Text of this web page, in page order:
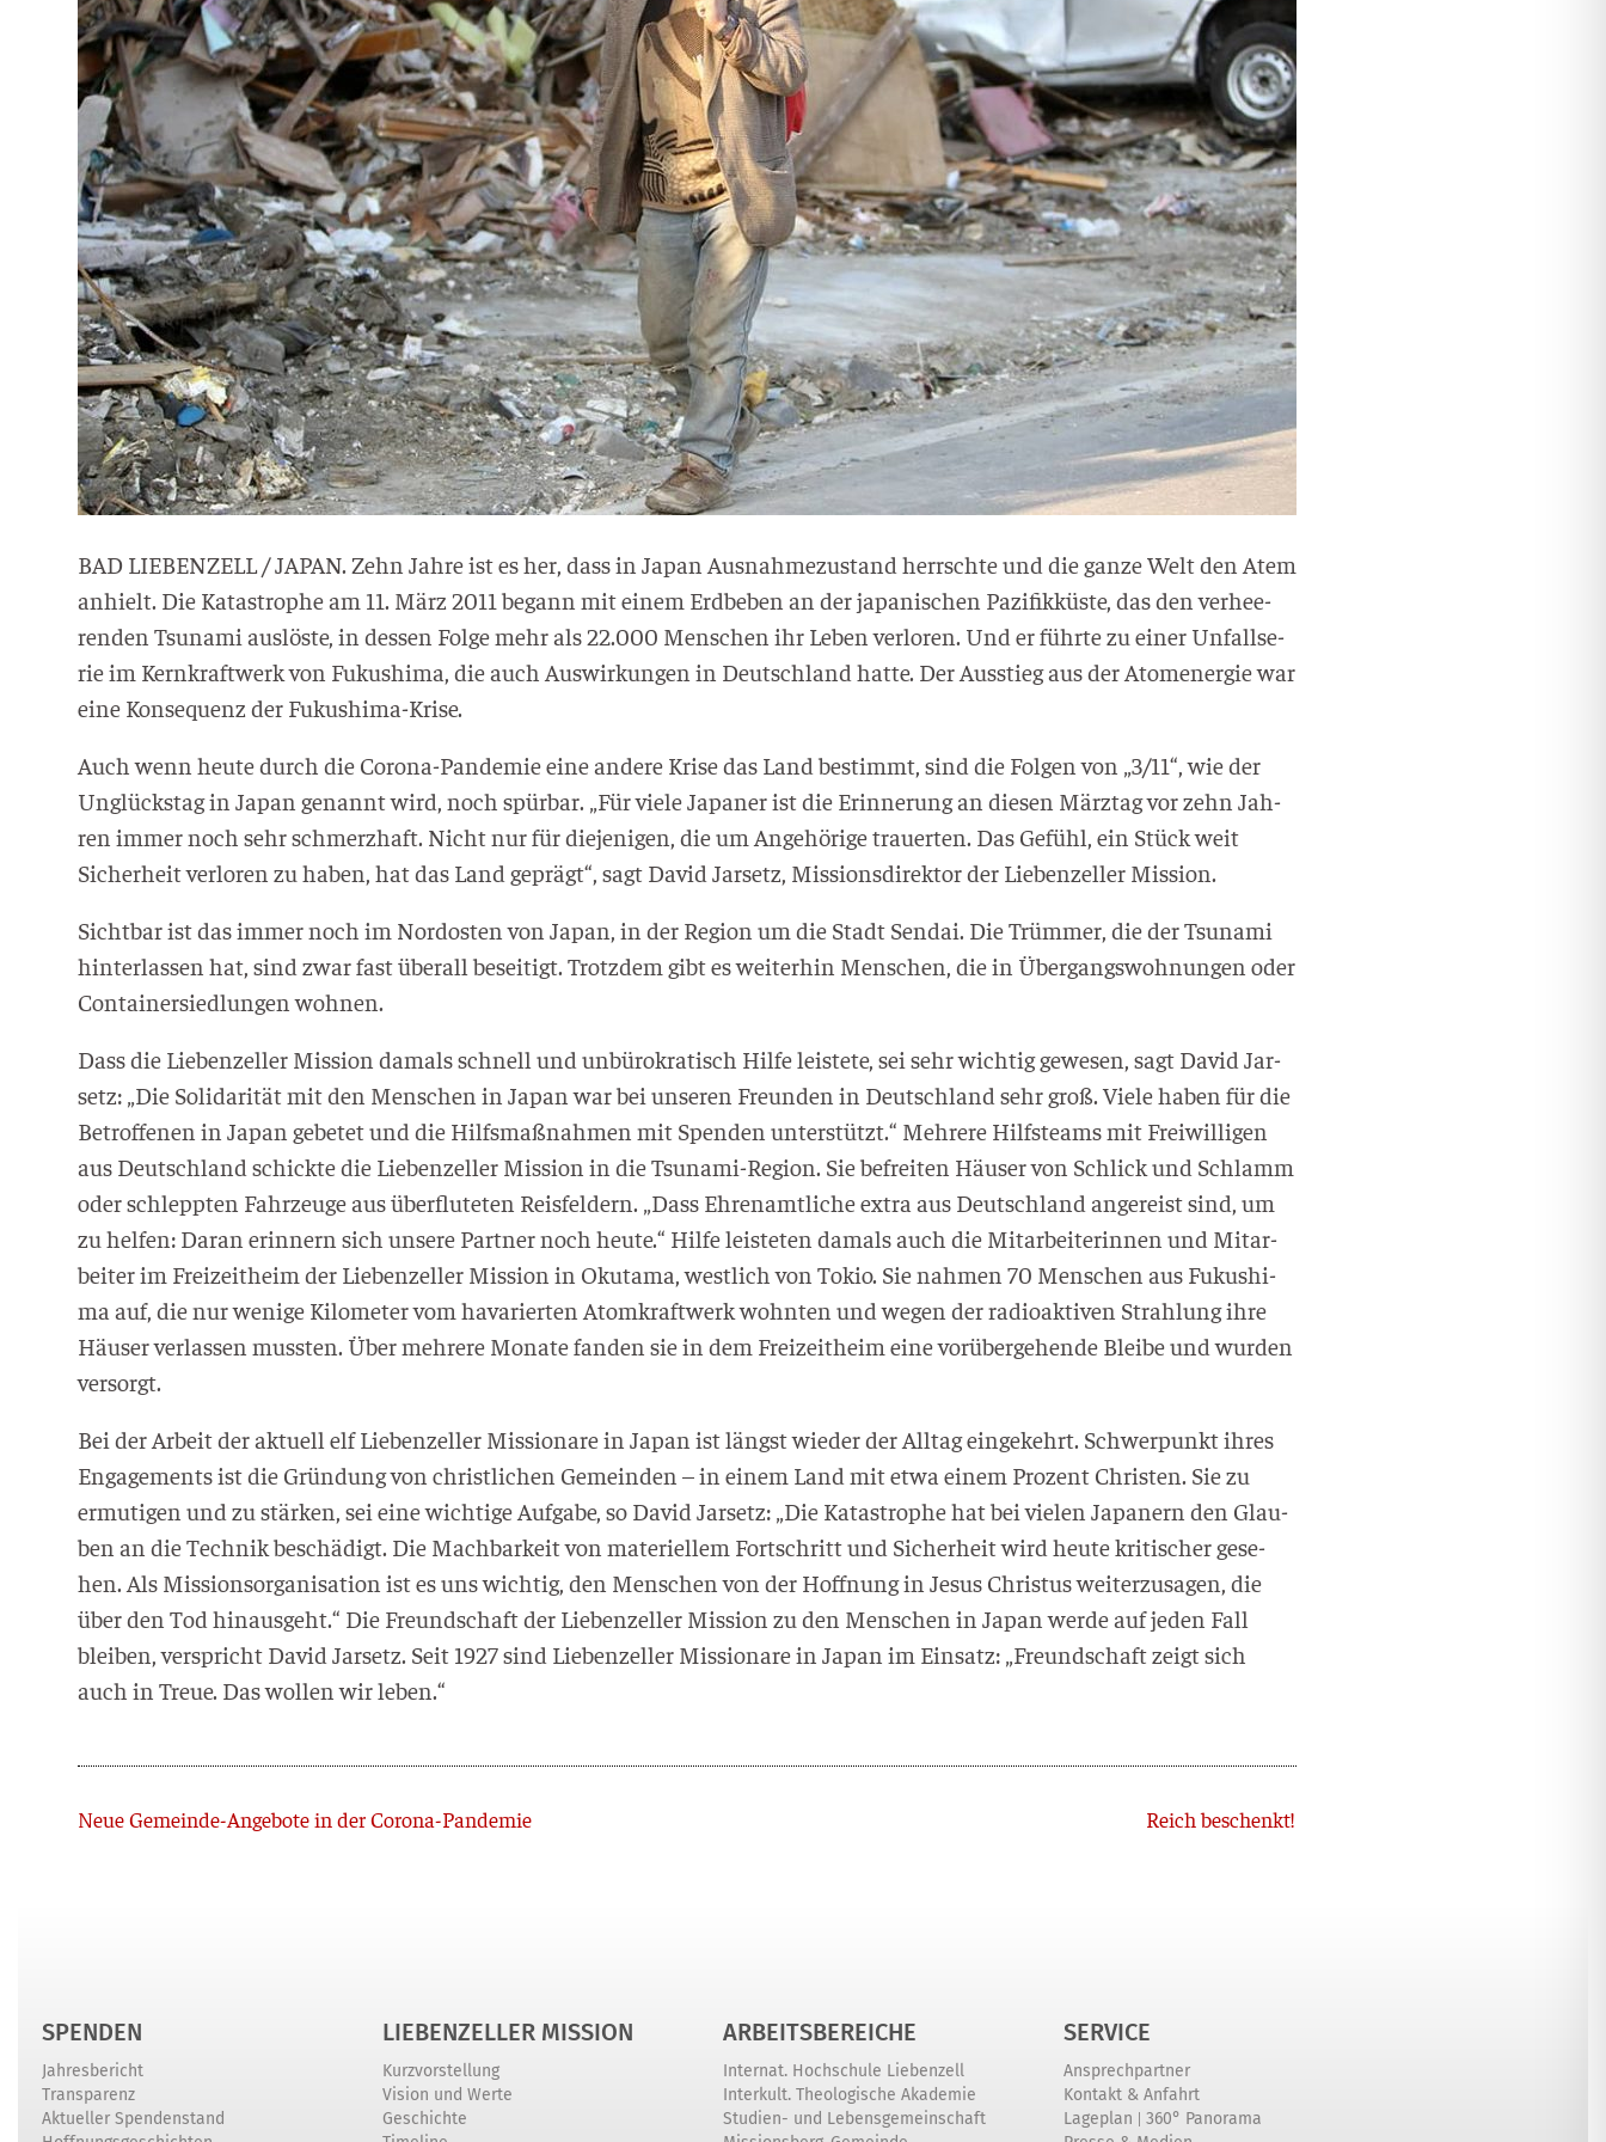
BAD LIEBENZELL / JAPAN. Zehn Jah­re ist es her, dass in Japan Aus­nah­me­zu­stand herrsch­te und die gan­ze Welt den Atem
anhielt. Die Kata­stro­phe am 11. März 2011 begann mit einem Erd­be­ben an der japa­ni­schen Pazi­fik­küs­te, das den ver­hee­
ren­den Tsu­na­mi aus­lös­te, in des­sen Fol­ge mehr als 22.000 Men­schen ihr Leben ver­lo­ren. Und er führ­te zu einer Unfall­se­
rie im Kern­kraft­werk von Fuku­shi­ma, die auch Aus­wir­kun­gen in Deutsch­land hat­te. Der Aus­stieg aus der Atom­ener­gie war
eine Kon­se­quenz der Fukushima-Krise.
Auch wenn heu­te durch die Coro­na-Pan­de­mie eine ande­re Kri­se das Land bestimmt, sind die Fol­gen von „3/11“, wie der
Unglücks­tag in Japan genannt wird, noch spür­bar. „Für vie­le Japa­ner ist die Erin­ne­rung an die­sen März­tag vor zehn Jah­
ren immer noch sehr schmerz­haft. Nicht nur für die­je­ni­gen, die um Ange­hö­ri­ge trau­er­ten. Das Gefühl, ein Stück weit
Sicher­heit ver­lo­ren zu haben, hat das Land geprägt“, sagt David Jar­setz, Mis­si­ons­di­rek­tor der Lie­ben­zel­ler Mission.
Sicht­bar ist das immer noch im Nord­os­ten von Japan, in der Regi­on um die Stadt Sen­dai. Die Trüm­mer, die der Tsu­na­mi
hin­ter­las­sen hat, sind zwar fast über­all besei­tigt. Trotz­dem gibt es wei­ter­hin Men­schen, die in Über­gangs­woh­nun­gen oder
Con­tai­ner­sied­lun­gen wohnen.
Dass die Lie­ben­zel­ler Mis­si­on damals schnell und unbü­ro­kra­tisch Hil­fe leis­te­te, sei sehr wich­tig gewe­sen, sagt David Jar­
setz: „Die Soli­da­ri­tät mit den Men­schen in Japan war bei unse­ren Freun­den in Deutsch­land sehr groß. Vie­le haben für die
Betrof­fe­nen in Japan gebe­tet und die Hilfs­maß­nah­men mit Spen­den unter­stützt.“ Meh­re­re Hilfs­teams mit Frei­wil­li­gen
aus Deutsch­land schick­te die Lie­ben­zel­ler Mis­si­on in die Tsu­na­mi-Regi­on. Sie befrei­ten Häu­ser von Schlick und Schlamm
oder schlepp­ten Fahr­zeu­ge aus über­flu­te­ten Reis­fel­dern. „Dass Ehren­amt­li­che extra aus Deutsch­land ange­reist sind, um
zu hel­fen: Dar­an erin­nern sich unse­re Part­ner noch heu­te.“ Hil­fe leis­te­ten damals auch die Mit­ar­bei­te­rin­nen und Mit­ar­
bei­ter im Frei­zeit­heim der Lie­ben­zel­ler Mis­si­on in Oku­t­ama, west­lich von Tokio. Sie nah­men 70 Men­schen aus Fuku­shi­
ma auf, die nur weni­ge Kilo­me­ter vom hava­rier­ten Atom­kraft­werk wohn­ten und wegen der radio­ak­ti­ven Strah­lung ihre
Häu­ser ver­las­sen muss­ten. Über meh­re­re Mona­te fan­den sie in dem Frei­zeit­heim eine vor­über­ge­hen­de Blei­be und wur­den
versorgt.
Bei der Arbeit der aktu­ell elf Lie­ben­zel­ler Mis­sio­na­re in Japan ist längst wie­der der All­tag ein­ge­kehrt. Schwer­punkt ihres
Enga­ge­ments ist die Grün­dung von christ­li­chen Gemein­den – in einem Land mit etwa einem Pro­zent Chris­ten. Sie zu
ermu­ti­gen und zu stär­ken, sei eine wich­ti­ge Auf­ga­be, so David Jar­setz: „Die Kata­stro­phe hat bei vie­len Japa­nern den Glau­
ben an die Tech­nik beschä­digt. Die Mach­bar­keit von mate­ri­el­lem Fort­schritt und Sicher­heit wird heu­te kri­ti­scher gese­
hen. Als Mis­si­ons­or­ga­ni­sa­ti­on ist es uns wich­tig, den Men­schen von der Hoff­nung in Jesus Chris­tus wei­ter­zu­sa­gen, die
über den Tod hin­aus­geht.“ Die Freund­schaft der Lie­ben­zel­ler Mis­si­on zu den Men­schen in Japan wer­de auf jeden Fall
blei­ben, ver­spricht David Jar­setz. Seit 1927 sind Lie­ben­zel­ler Mis­sio­na­re in Japan im Ein­satz: „Freund­schaft zeigt sich
auch in Treue. Das wol­len wir leben.“
Zurück
Neue Gemeinde-Angebote in der Corona-Pandemie Reich beschenkt!
SPENDEN
Jahresbericht
Transparenz
Aktueller Spendenstand
LIEBENZELLER MISSION
Kurzvorstellung
Vision und Werte
Geschichte
ARBEITSBEREICHE
Internat. Hochschule Liebenzell
Interkult. Theologische Akademie
Studien- und Lebensgemeinschaft
SERVICE
Ansprechpartner
Kontakt & Anfahrt
Lageplan | 360° Panorama